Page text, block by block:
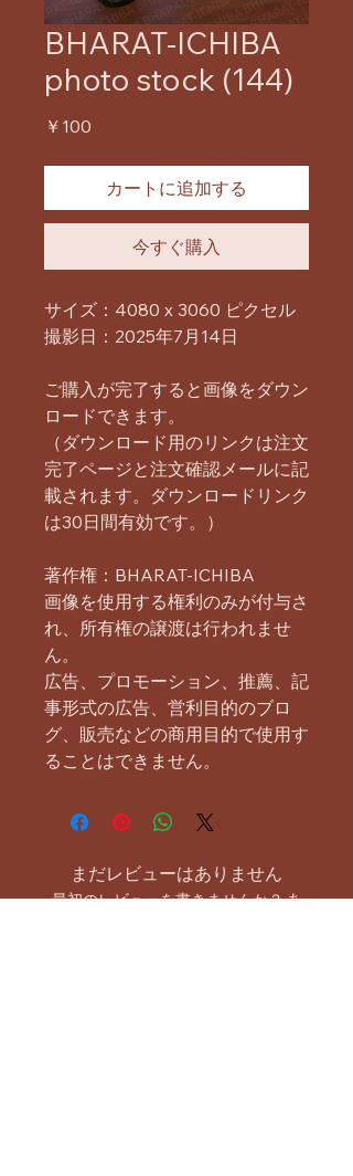
BHARAT-ICHIBA
photo stock (144)
￥100
カートに追加する
今すぐ購入
サイズ：4080 x 3060 ピクセル
撮影日：2025年7月14日
ご購入が完了すると画像をダウン
ロードできます。
（ダウンロード用のリンクは注文
完了ページと注文確認メールに記
載されます。ダウンロードリンク
は30日間有効です。）
著作権：BHARAT-ICHIBA
画像を使用する権利のみが付与さ
れ、所有権の譲渡は行われませ
ん。
広告、プロモーション、推薦、記
事形式の広告、営利目的のブロ
グ、販売などの商用目的で使用す
ることはできません。
まだレビューはありません
最初のレビューを書きませんか？ あ